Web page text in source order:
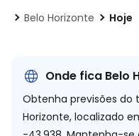
Belo Horizonte
Hoje
Onde fica Belo
Obtenha previsões do
Horizonte, localizado